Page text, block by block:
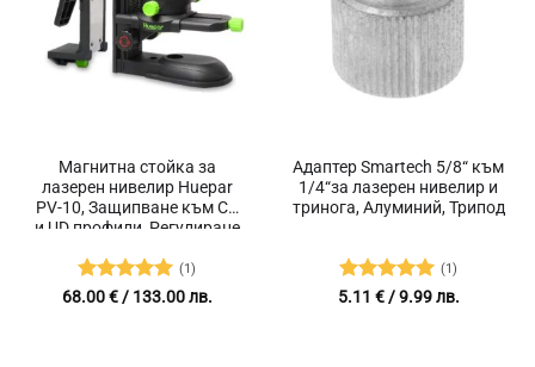
Магнитна стойка за
лазерен нивелир Huepar
PV-10, Защипване към CD
и UD профили, Регулиране
360 градуса, Резба 1/4
инча
Оценено с
(1)
68.00€/ 133.00 лв.
Адаптер Smartech 5/8“ към
1/4“за лазерен нивелир и
тринога, Алуминий, Трипод
Оценено с
(1)
5.11 €/ 9.99 лв.